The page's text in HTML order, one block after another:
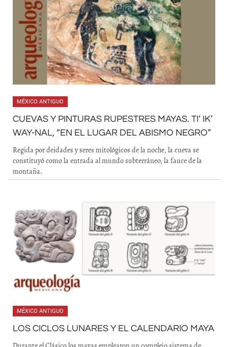
MÉXICO ANTIGUO
CUEVAS Y PINTURAS RUPESTRES MAYAS. TI’ IK’
WAY-NAL, “EN EL LUGAR DEL ABISMO NEGRO”
Regida por deidades y seres mitológicos de la noche, la cueva se
constituyó como la entrada al mundo subterráneo, la fauce de la
montaña.
MÉXICO ANTIGUO
LOS CICLOS LUNARES Y EL CALENDARIO MAYA